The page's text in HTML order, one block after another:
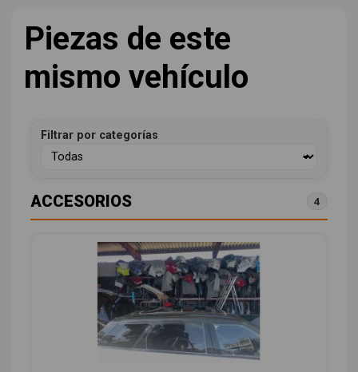
Piezas de este
mismo vehículo
Filtrar por categorías
ACCESORIOS 4